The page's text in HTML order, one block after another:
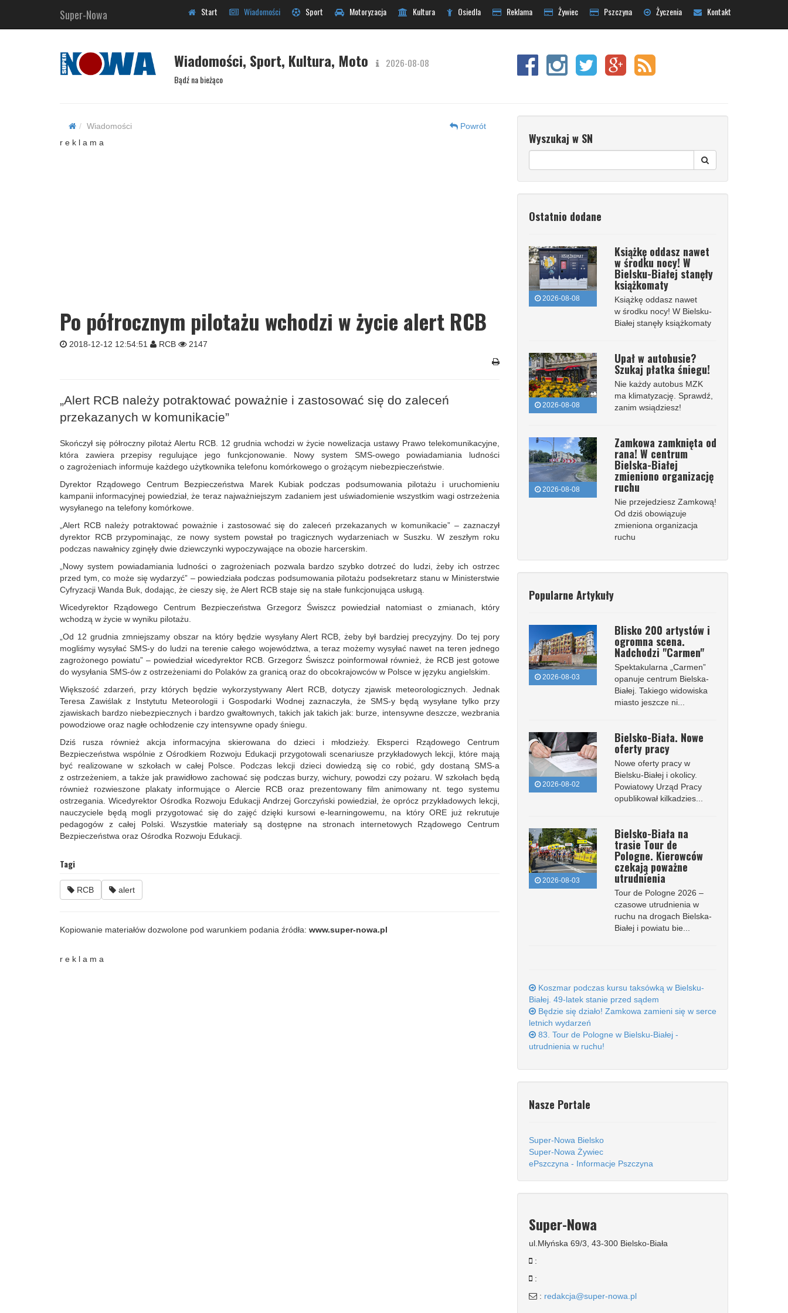
Super-Nowa Start Wiadomości Sport Motoryzacja Kultura Osiedla Reklama Żywiec Pszczyna Życzenia Kontakt
Wiadomości, Sport, Kultura, Moto 2026-08-08
Bądź na bieżąco
Wiadomości
Powrót
r e k l a m a
Po półrocznym pilotażu wchodzi w życie alert RCB
2018-12-12 12:54:51 RCB 2147
„Alert RCB należy potraktować poważnie i zastosować się do zaleceń
przekazanych w komunikacie”
Skończył się półroczny pilotaż Alertu RCB. 12 grudnia wchodzi w życie nowelizacja ustawy Prawo telekomunikacyjne,
która zawiera przepisy regulujące jego funkcjonowanie. Nowy system SMS-owego powiadamiania ludności
o zagrożeniach informuje każdego użytkownika telefonu komórkowego o grożącym niebezpieczeństwie.
Dyrektor Rządowego Centrum Bezpieczeństwa Marek Kubiak podczas podsumowania pilotażu i uruchomieniu
kampanii informacyjnej powiedział, że teraz najważniejszym zadaniem jest uświadomienie wszystkim wagi ostrzeżenia
wysyłanego na telefony komórkowe.
„Alert RCB należy potraktować poważnie i zastosować się do zaleceń przekazanych w komunikacie” – zaznaczył
dyrektor RCB przypominając, ze nowy system powstał po tragicznych wydarzeniach w Suszku. W zeszłym roku
podczas nawałnicy zginęły dwie dziewczynki wypoczywające na obozie harcerskim.
„Nowy system powiadamiania ludności o zagrożeniach pozwala bardzo szybko dotrzeć do ludzi, żeby ich ostrzec
przed tym, co może się wydarzyć” – powiedziała podczas podsumowania pilotażu podsekretarz stanu w Ministerstwie
Cyfryzacji Wanda Buk, dodając, że cieszy się, że Alert RCB staje się na stałe funkcjonująca usługą.
Wicedyrektor Rządowego Centrum Bezpieczeństwa Grzegorz Świszcz powiedział natomiast o zmianach, który
wchodzą w życie w wyniku pilotażu.
„Od 12 grudnia zmniejszamy obszar na który będzie wysyłany Alert RCB, żeby był bardziej precyzyjny. Do tej pory
mogliśmy wysyłać SMS-y do ludzi na terenie całego województwa, a teraz możemy wysyłać nawet na teren jednego
zagrożonego powiatu” – powiedział wicedyrektor RCB. Grzegorz Świszcz poinformował również, że RCB jest gotowe
do wysyłania SMS-ów z ostrzeżeniami do Polaków za granicą oraz do obcokrajowców w Polsce w języku angielskim.
Większość zdarzeń, przy których będzie wykorzystywany Alert RCB, dotyczy zjawisk meteorologicznych. Jednak
Teresa Zawiślak z Instytutu Meteorologii i Gospodarki Wodnej zaznaczyła, że SMS-y będą wysyłane tylko przy
zjawiskach bardzo niebezpiecznych i bardzo gwałtownych, takich jak takich jak: burze, intensywne deszcze, wezbrania
powodziowe oraz nagłe ochłodzenie czy intensywne opady śniegu.
Dziś rusza również akcja informacyjna skierowana do dzieci i młodzieży. Eksperci Rządowego Centrum
Bezpieczeństwa wspólnie z Ośrodkiem Rozwoju Edukacji przygotowali scenariusze przykładowych lekcji, które mają
być realizowane w szkołach w całej Polsce. Podczas lekcji dzieci dowiedzą się co robić, gdy dostaną SMS-a
z ostrzeżeniem, a także jak prawidłowo zachować się podczas burzy, wichury, powodzi czy pożaru. W szkołach będą
również rozwieszone plakaty informujące o Alercie RCB oraz prezentowany film animowany nt. tego systemu
ostrzegania. Wicedyrektor Ośrodka Rozwoju Edukacji Andrzej Gorczyński powiedział, że oprócz przykładowych lekcji,
nauczyciele będą mogli przygotować się do zajęć dzięki kursowi e-learningowemu, na który ORE już rekrutuje
pedagogów z całej Polski. Wszystkie materiały są dostępne na stronach internetowych Rządowego Centrum
Bezpieczeństwa oraz Ośrodka Rozwoju Edukacji.
Tagi
RCB alert
Kopiowanie materiałów dozwolone pod warunkiem podania źródła: www.super-nowa.pl
r e k l a m a
Wyszukaj w SN
Ostatnio dodane
2026-08-08
Książkę oddasz nawet
w środku nocy! W
Bielsku-Białej stanęły
książkomaty
Książkę oddasz nawet
w środku nocy! W Bielsku-
Białej stanęły książkomaty
2026-08-08
Upał w autobusie?
Szukaj płatka śniegu!
Nie każdy autobus MZK
ma klimatyzację. Sprawdź,
zanim wsiądziesz!
2026-08-08
Zamkowa zamknięta od
rana! W centrum
Bielska-Białej
zmieniono organizację
ruchu
Nie przejedziesz Zamkową!
Od dziś obowiązuje
zmieniona organizacja
ruchu
Popularne Artykuły
2026-08-03
Blisko 200 artystów i
ogromna scena.
Nadchodzi "Carmen"
Spektakularna „Carmen”
opanuje centrum Bielska-
Białej. Takiego widowiska
miasto jeszcze ni...
2026-08-02
Bielsko-Biała. Nowe
oferty pracy
Nowe oferty pracy w
Bielsku-Białej i okolicy.
Powiatowy Urząd Pracy
opublikował kilkadzies...
2026-08-03
Bielsko-Biała na
trasie Tour de
Pologne. Kierowców
czekają poważne
utrudnienia
Tour de Pologne 2026 –
czasowe utrudnienia w
ruchu na drogach Bielska-
Białej i powiatu bie...
Koszmar podczas kursu taksówką w Bielsku-
Białej. 49-latek stanie przed sądem
Będzie się działo! Zamkowa zamieni się w serce
letnich wydarzeń
83. Tour de Pologne w Bielsku-Białej -
utrudnienia w ruchu!
Nasze Portale
Super-Nowa Bielsko
Super-Nowa Żywiec
ePszczyna - Informacje Pszczyna
Super-Nowa
ul.Młyńska 69/3, 43-300 Bielsko-Biała
:
:
: redakcja@super-nowa.pl